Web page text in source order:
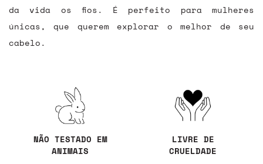
NÃO TESTADO EM
ANIMAIS
LIVRE DE
CRUELDADE
da vida os fios. É perfeito para mulheres
únicas, que querem explorar o melhor de seu
cabelo.